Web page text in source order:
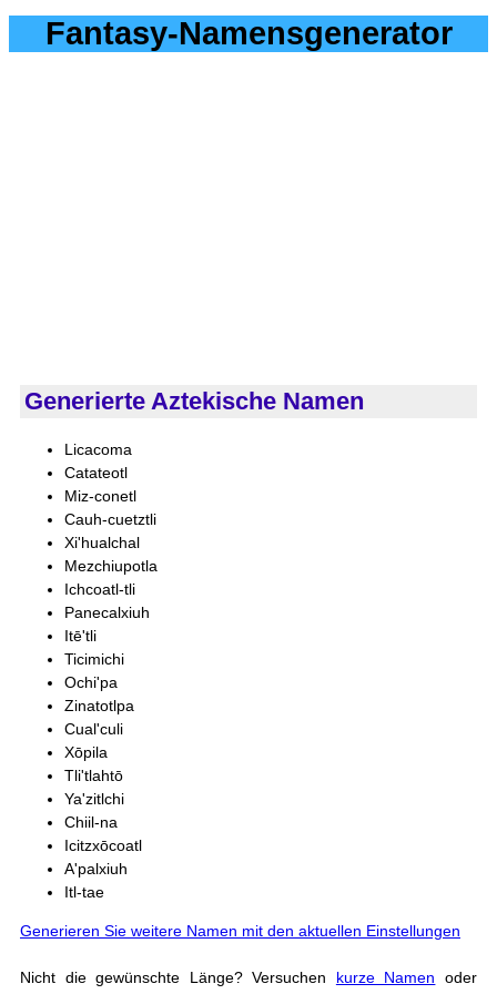
Fantasy-Namensgenerator
Generierte Aztekische Namen
Licacoma
Catateotl
Miz-conetl
Cauh-cuetztli
Xi'hualchal
Mezchiupotla
Ichcoatl-tli
Panecalxiuh
Itē'tli
Ticimichi
Ochi'pa
Zinatotlpa
Cual'culi
Xōpila
Tli'tlahtō
Ya'zitlchi
Chiil-na
Icitzxōcoatl
A'palxiuh
Itl-tae
Generieren Sie weitere Namen mit den aktuellen Einstellungen
Nicht die gewünschte Länge? Versuchen kurze Namen oder